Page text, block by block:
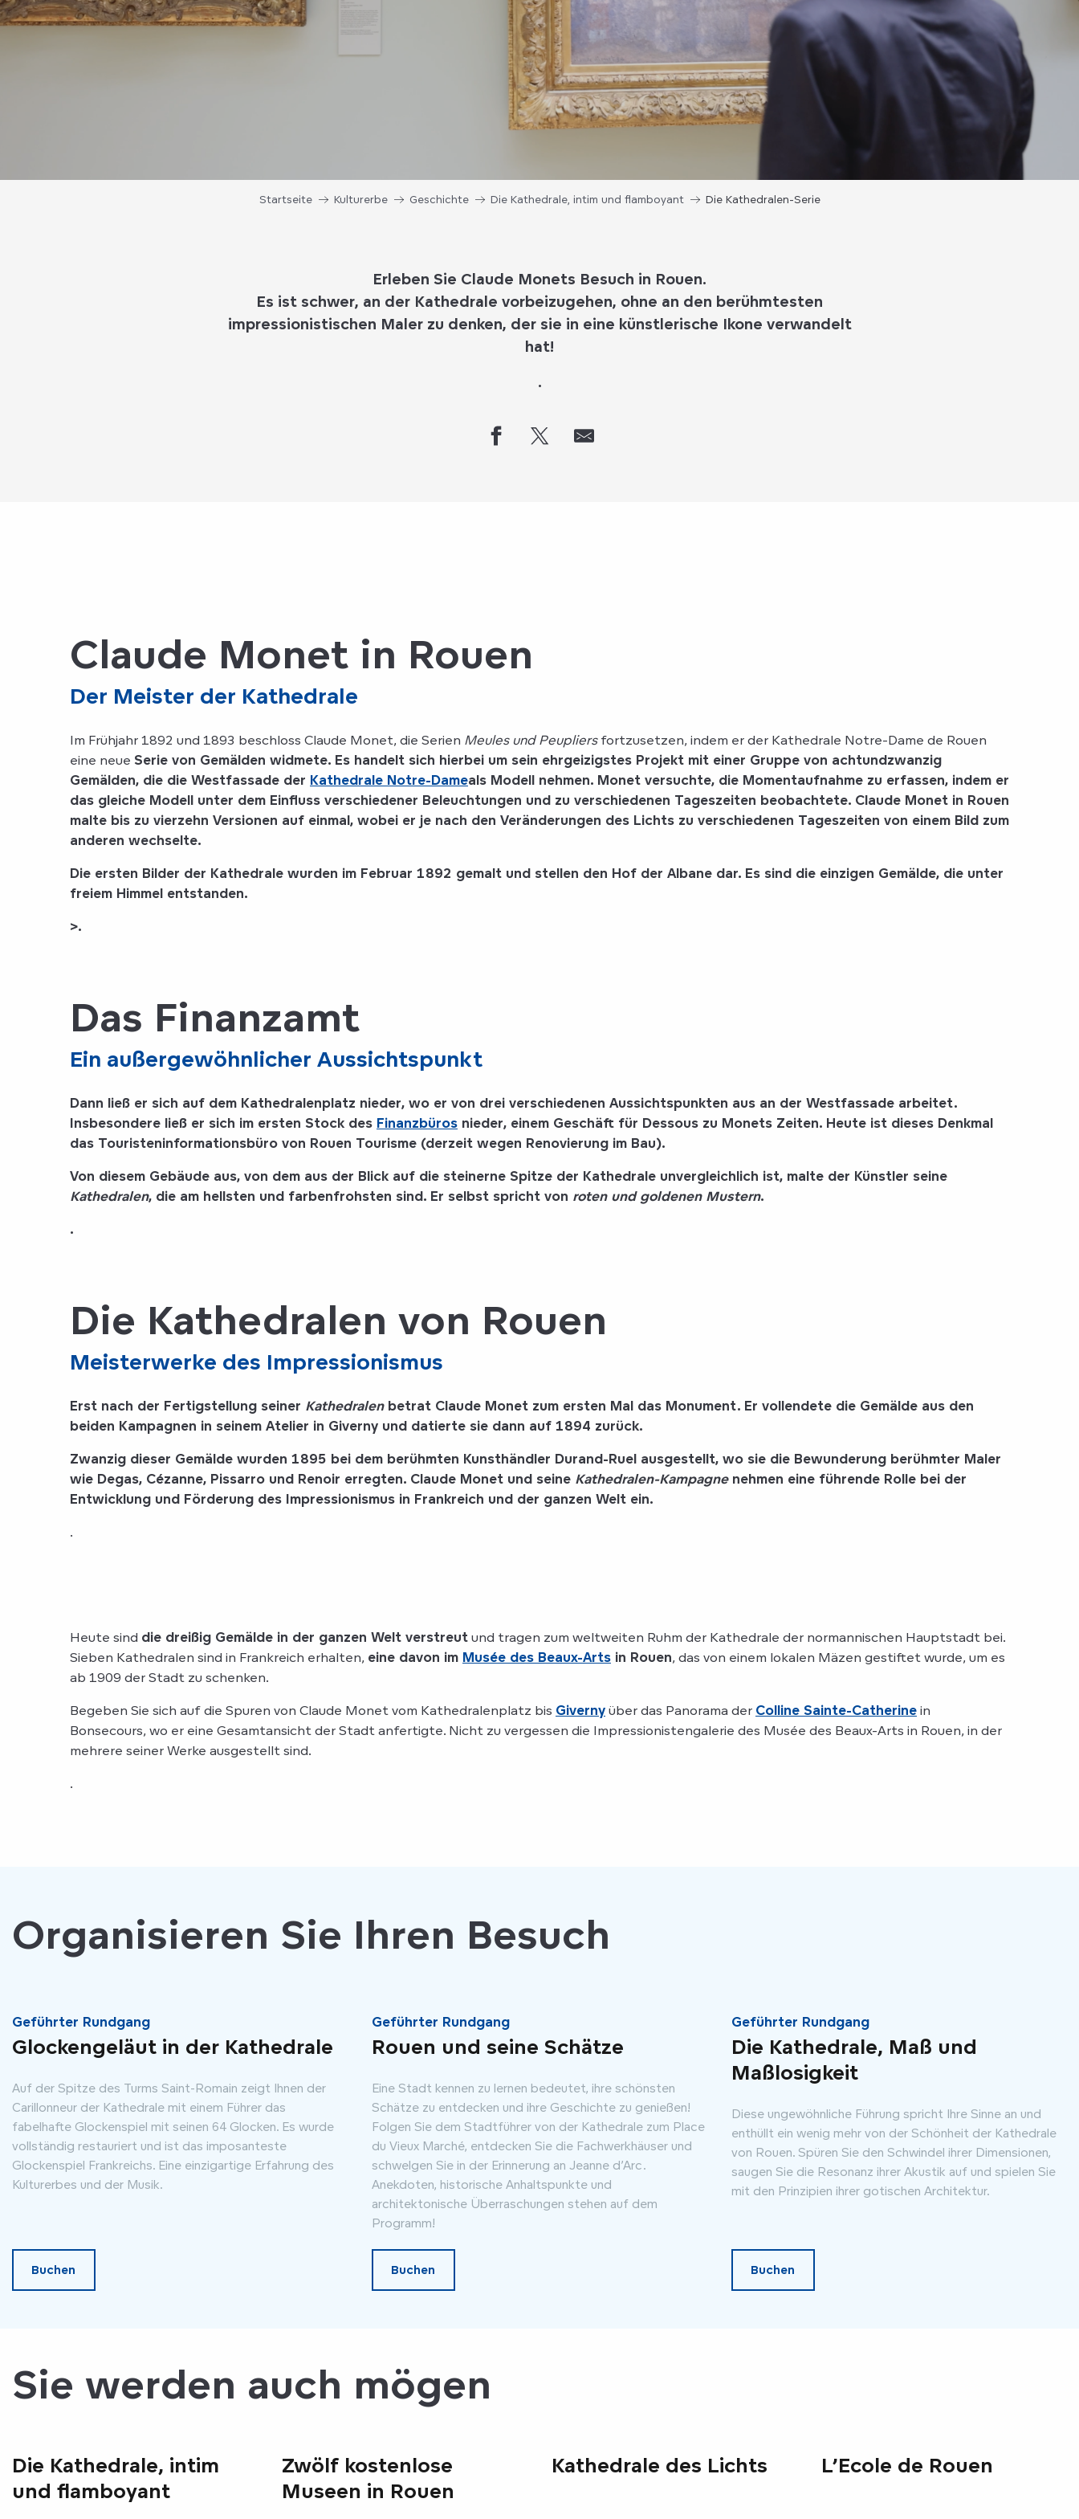
Startseite Kulturerbe Geschichte Die Kathedrale, intim und flamboyant Die Kathedralen-Serie
Erleben Sie Claude Monets Besuch in Rouen.
Es ist schwer, an der Kathedrale vorbeizugehen, ohne an den berühmtesten
impressionistischen Maler zu denken, der sie in eine künstlerische Ikone verwandelt
hat!
.
Claude Monet in Rouen
Der Meister der Kathedrale
Im Frühjahr 1892 und 1893 beschloss Claude Monet, die Serien Meules und Peupliersfortzusetzen, indem er der Kathedrale Notre-Dame de Rouen
eine neue Serie von Gemälden widmete. Es handelt sich hierbei um sein ehrgeizigstes Projekt mit einer Gruppe von achtundzwanzig
Gemälden, die die Westfassade der Kathedrale Notre-Dameals Modell nehmen. Monet versuchte, die Momentaufnahme zu erfassen, indem er
das gleiche Modell unter dem Einfluss verschiedener Beleuchtungen und zu verschiedenen Tageszeiten beobachtete. Claude Monet in Rouen
malte bis zu vierzehn Versionen auf einmal, wobei er je nach den Veränderungen des Lichts zu verschiedenen Tageszeiten von einem Bild zum
anderen wechselte.
Die ersten Bilder der Kathedrale wurden im Februar 1892 gemalt und stellen den Hof der Albane dar. Es sind die einzigen Gemälde, die unter
freiem Himmel entstanden.
>.
Das Finanzamt
Ein außergewöhnlicher Aussichtspunkt
Dann ließ er sich auf dem Kathedralenplatz nieder, wo er von drei verschiedenen Aussichtspunkten aus an der Westfassade arbeitet.
Insbesondere ließ er sich im ersten Stock des Finanzbüros nieder, einem Geschäft für Dessous zu Monets Zeiten. Heute ist dieses Denkmal
das Touristeninformationsbüro von Rouen Tourisme (derzeit wegen Renovierung im Bau).
Von diesem Gebäude aus, von dem aus der Blick auf die steinerne Spitze der Kathedrale unvergleichlich ist, malte der Künstler seine
Kathedralen, die am hellsten und farbenfrohsten sind. Er selbst spricht von roten und goldenen Mustern.
.
Die Kathedralen von Rouen
Meisterwerke des Impressionismus
Erst nach der Fertigstellung seiner Kathedralenbetrat Claude Monet zum ersten Mal das Monument. Er vollendete die Gemälde aus den
beiden Kampagnen in seinem Atelier in Giverny und datierte sie dann auf 1894 zurück.
Zwanzig dieser Gemälde wurden 1895 bei dem berühmten Kunsthändler Durand-Ruel ausgestellt, wo sie die Bewunderung berühmter Maler
wie Degas, Cézanne, Pissarro und Renoir erregten. Claude Monet und seine Kathedralen-Kampagnenehmen eine führende Rolle bei der
Entwicklung und Förderung des Impressionismus in Frankreich und der ganzen Welt ein.
.
Heute sind die dreißig Gemälde in der ganzen Welt verstreut und tragen zum weltweiten Ruhm der Kathedrale der normannischen Hauptstadt bei.
Sieben Kathedralen sind in Frankreich erhalten, eine davon im Musée des Beaux-Arts in Rouen, das von einem lokalen Mäzen gestiftet wurde, um es
ab 1909 der Stadt zu schenken.
Begeben Sie sich auf die Spuren von Claude Monet vom Kathedralenplatz bis Giverny über das Panorama der Colline Sainte-Catherine in
Bonsecours, wo er eine Gesamtansicht der Stadt anfertigte. Nicht zu vergessen die Impressionistengalerie des Musée des Beaux-Arts in Rouen, in der
mehrere seiner Werke ausgestellt sind.
.
Organisieren Sie Ihren Besuch
Geführter Rundgang
Glockengeläut in der Kathedrale
Auf der Spitze des Turms Saint-Romain zeigt Ihnen der
Carillonneur der Kathedrale mit einem Führer das
fabelhafte Glockenspiel mit seinen 64 Glocken. Es wurde
vollständig restauriert und ist das imposanteste
Glockenspiel Frankreichs. Eine einzigartige Erfahrung des
Kulturerbes und der Musik.
Buchen
Geführter Rundgang
Rouen und seine Schätze
Eine Stadt kennen zu lernen bedeutet, ihre schönsten
Schätze zu entdecken und ihre Geschichte zu genießen!
Folgen Sie dem Stadtführer von der Kathedrale zum Place
du Vieux Marché, entdecken Sie die Fachwerkhäuser und
schwelgen Sie in der Erinnerung an Jeanne d’Arc.
Anekdoten, historische Anhaltspunkte und
architektonische Überraschungen stehen auf dem
Programm!
Buchen
Geführter Rundgang
Die Kathedrale, Maß und
Maßlosigkeit
Diese ungewöhnliche Führung spricht Ihre Sinne an und
enthüllt ein wenig mehr von der Schönheit der Kathedrale
von Rouen. Spüren Sie den Schwindel ihrer Dimensionen,
saugen Sie die Resonanz ihrer Akustik auf und spielen Sie
mit den Prinzipien ihrer gotischen Architektur.
Buchen
Sie werden auch mögen
Die Kathedrale, intim
und flamboyant
Zwölf kostenlose
Museen in Rouen
Kathedrale des Lichts L’Ecole de Rouen